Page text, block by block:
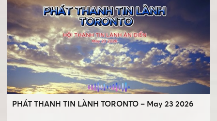
PHÁT THANH TIN LÀNH TORONTO – May 23 2026